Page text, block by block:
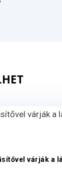
várják a